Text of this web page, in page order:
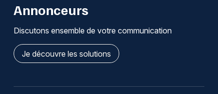
Annonceurs
Discutons ensemble de votre communication
Je découvre les solutions